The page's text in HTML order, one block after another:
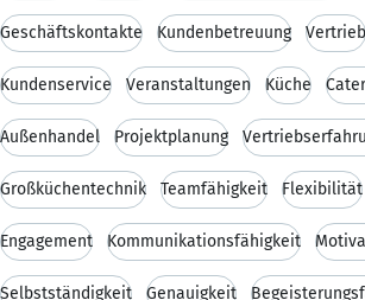
Geschäftskontakte Kundenbetreuung Vertrieb
Kundenservice Veranstaltungen Küche
Außenhandel Projektplanung
Großküchentechnik Teamfähigkeit Flexibilität
Engagement Kommunikationsfähigkeit
Selbstständigkeit Genauigkeit